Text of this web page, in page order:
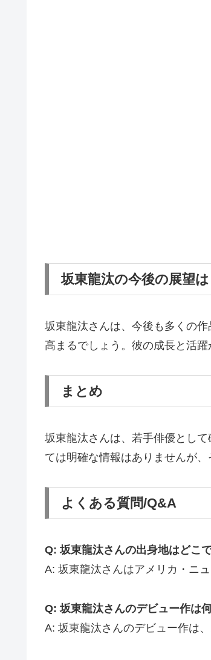
坂東龍汰の今後の展望は
坂東龍汰さんは、今後も多くの
高まるでしょう。彼の成長と活躍
まとめ
坂東龍汰さんは、若手俳優とし
ては明確な情報はありませんが
よくある質問/Q&A
Q: 坂東龍汰さんの出身地はどこ
A: 坂東龍汰さんはアメリカ・ニ
Q: 坂東龍汰さんのデビュー作は
A: 坂東龍汰さんのデビュー作は